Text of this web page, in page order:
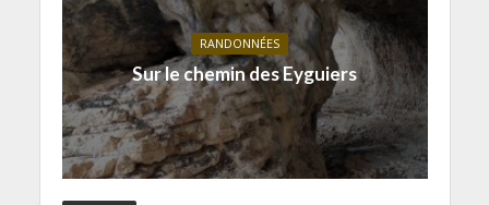
RANDONNÉES
Sur le chemin des Eyguiers